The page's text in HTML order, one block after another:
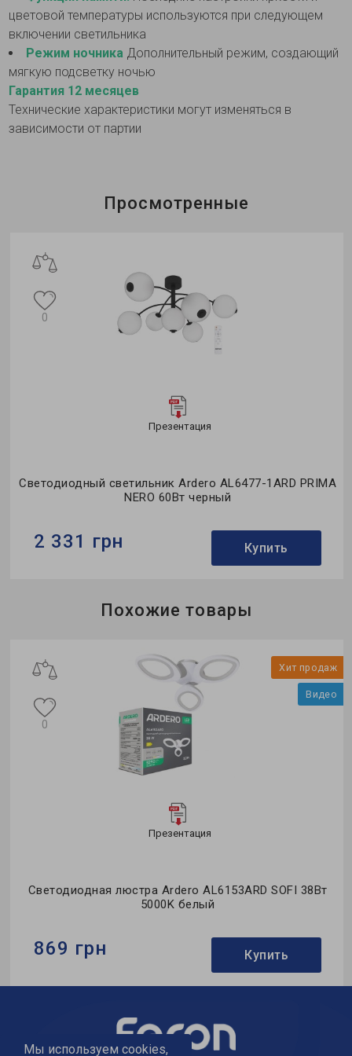
цветовой температуры используются при следующем
включении светильника
Режим ночника Дополнительный режим, создающий
мягкую подсветку ночью
Гарантия 12 месяцев
Технические характеристики могут изменяться в
зависимости от партии
Просмотренные
Презентация
Светодиодный светильник Ardero AL6477-1ARD PRIMA
NERO 60Вт черный
0
2 331 грн Купить
ArderoПохожие товары
Хит продаж
Видео
Презентация
Светодиодная люстра Ardero AL6153ARD SOFI 38Вт
5000K белый
0
869 грн Купить
Тип светильника:потолочная люстра
Применение:для спальни
Мы используем cookies,